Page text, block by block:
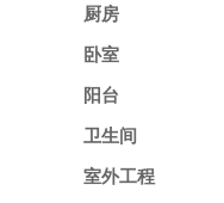
厨房
卧室
阳台
卫生间
室外工程